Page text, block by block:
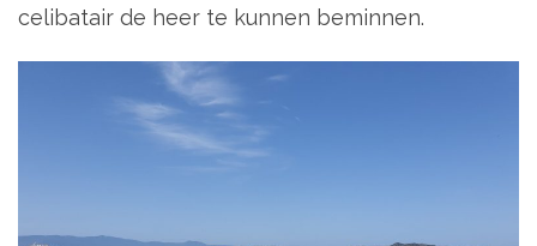
celibatair de heer te kunnen beminnen.